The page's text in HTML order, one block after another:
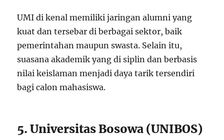
UMI di kenal memiliki jaringan alumni yang
kuat dan tersebar di berbagai sektor, baik
pemerintahan maupun swasta. Selain itu,
suasana akademik yang di siplin dan berbasis
nilai keislaman menjadi daya tarik tersendiri
bagi calon mahasiswa.
5. Universitas Bosowa (UNIBOS)